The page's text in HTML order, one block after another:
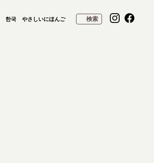
한국 やさしいにほんご 検索